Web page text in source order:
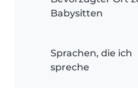
Babysitten
Sprachen, die ich
spreche